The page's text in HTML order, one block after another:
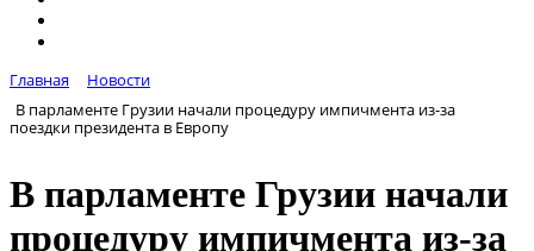
Главная
Новости
В парламенте Грузии начали процедуру импичмента из-за
поездки президента в Европу
В парламенте Грузии начали
процедуру импичмента из-за